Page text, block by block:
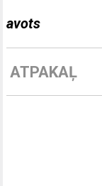
avots
ATPAKAĻ